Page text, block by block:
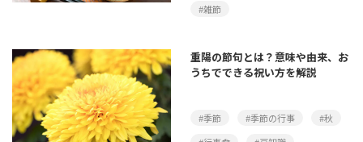
#雑節
重陽の節句とは？意味や由来、お
うちでできる祝い方を解説
#季節 #季節の行事
#秋